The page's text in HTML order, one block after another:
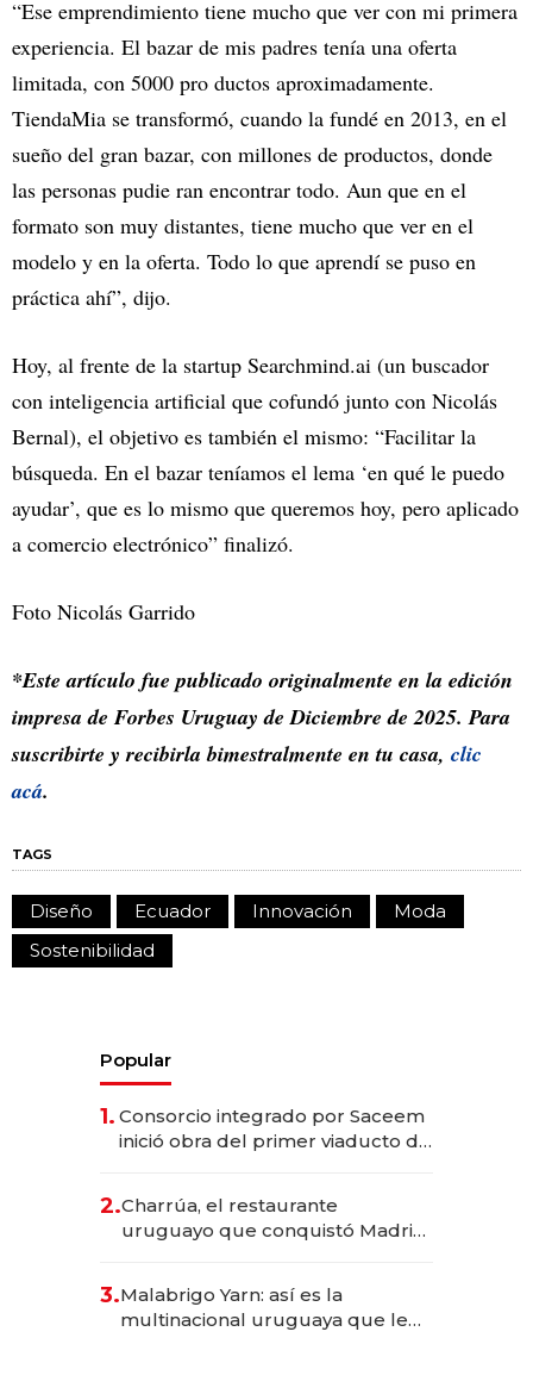
“Ese emprendimiento tiene mucho que ver con mi primera
experiencia. El bazar de mis padres tenía una oferta
limitada, con 5000 pro ductos aproximadamente.
TiendaMia se transformó, cuando la fundé en 2013, en el
sueño del gran bazar, con millones de productos, donde
las personas pudie ran encontrar todo. Aun que en el
formato son muy distantes, tiene mucho que ver en el
modelo y en la oferta. Todo lo que aprendí se puso en
práctica ahí”, dijo.
Hoy, al frente de la startup Searchmind.ai (un buscador
con inteligencia artificial que cofundó junto con Nicolás
Bernal), el objetivo es también el mismo: “Facilitar la
búsqueda. En el bazar teníamos el lema ‘en qué le puedo
ayudar’, que es lo mismo que queremos hoy, pero aplicado
a comercio electrónico” finalizó.
Foto Nicolás Garrido
*Este artículo fue publicado originalmente en la edición
impresa de Forbes Uruguay de Diciembre de 2025. Para
suscribirte y recibirla bimestralmente en tu casa, clic
acá.
TAGS
Diseño Ecuador Innovación
Moda
Sostenibilidad
Popular
1. Consorcio integrado por Saceem
inició obra del primer viaducto de
millones
2.Charrúa, el restaurante
uruguayo que conquistó Madrid:
anticipación y prepara apertura
3.Malabrigo Yarn: así es la
multinacional uruguaya que le